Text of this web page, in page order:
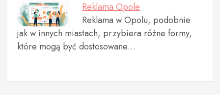
Reklama Opole
Reklama w Opolu, podobnie
jak w innych miastach, przybiera różne formy,
które mogą być dostosowane…